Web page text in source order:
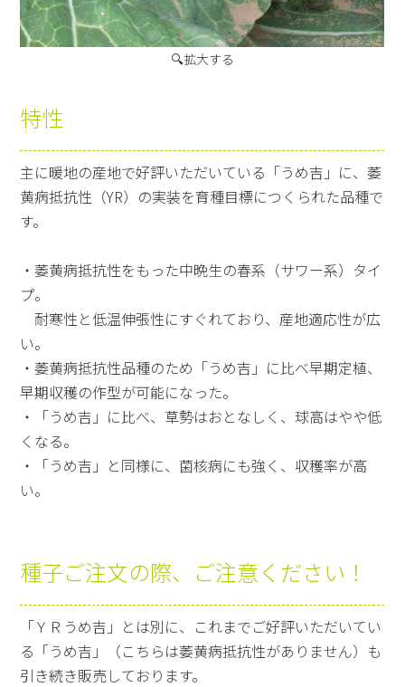
🔍拡大する
特性
主に暖地の産地で好評いただいている「うめ吉」に、萎
黄病抵抗性（YR）の実装を育種目標につくられた品種で
す。
・萎黄病抵抗性をもった中晩生の春系（サワー系）タイ
プ。
耐寒性と低温伸張性にすぐれており、産地適応性が広
い。
・萎黄病抵抗性品種のため「うめ吉」に比べ早期定植、
早期収穫の作型が可能になった。
・「うめ吉」に比べ、草勢はおとなしく、球高はやや低
くなる。
・「うめ吉」と同様に、菌核病にも強く、収穫率が高
い。
種子ご注文の際、ご注意ください！
「ＹＲうめ吉」とは別に、これまでご好評いただいてい
る「うめ吉」（こちらは萎黄病抵抗性がありません）も
引き続き販売しております。